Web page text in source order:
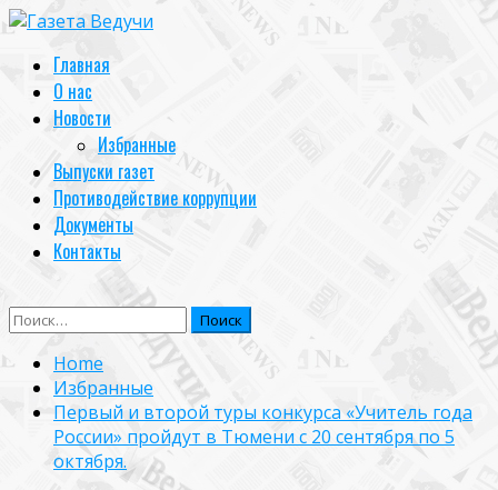
Skip
content
Primary
Menu
Главная
О нас
Новости
Избранные
Выпуски газет
Противодействие коррупции
Документы
Контакты
Найти:
Home
Избранные
Первый и второй туры конкурса «Учитель года
России» пройдут в Тюмени с 20 сентября по 5
октября.